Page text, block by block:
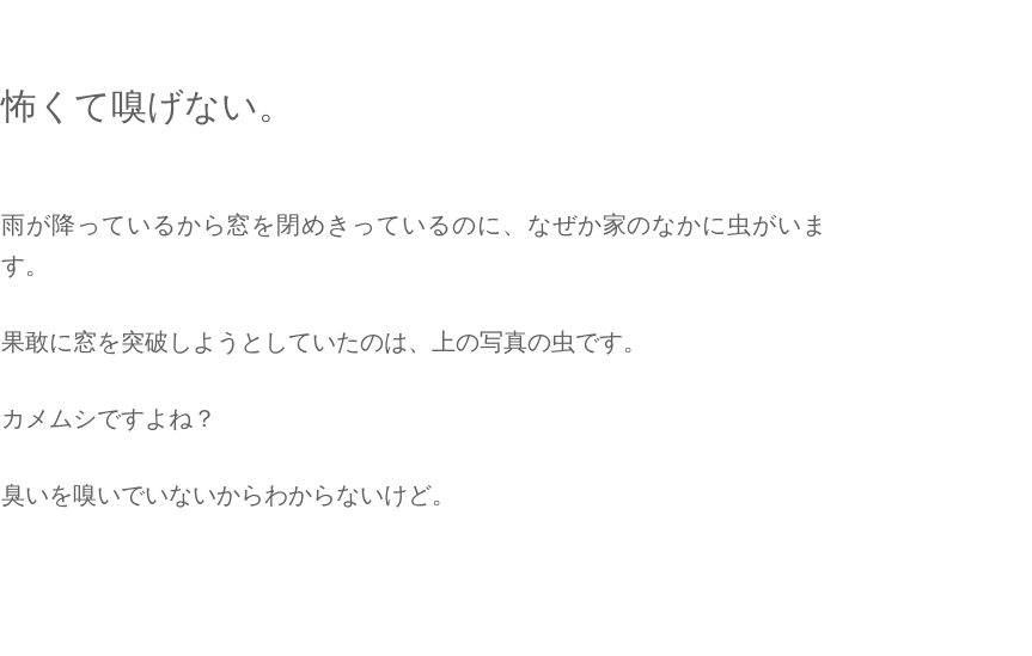
怖くて嗅げない。
雨が降っているから窓を閉めきっているのに、なぜか家のなかに虫がいま
す。
果敢に窓を突破しようとしていたのは、上の写真の虫です。
カメムシですよね？
臭いを嗅いでいないからわからないけど。